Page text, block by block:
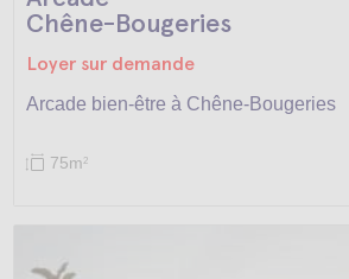
Chêne-Bougeries
Loyer sur demande
Arcade bien-être à Chêne-Bougeries
75m2